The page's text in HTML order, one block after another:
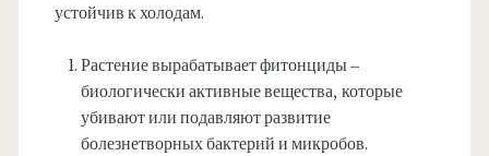
устойчив к холодам.
Растение вырабатывает фитонциды –
биологически активные вещества, которые
убивают или подавляют развитие
болезнетворных бактерий и микробов.